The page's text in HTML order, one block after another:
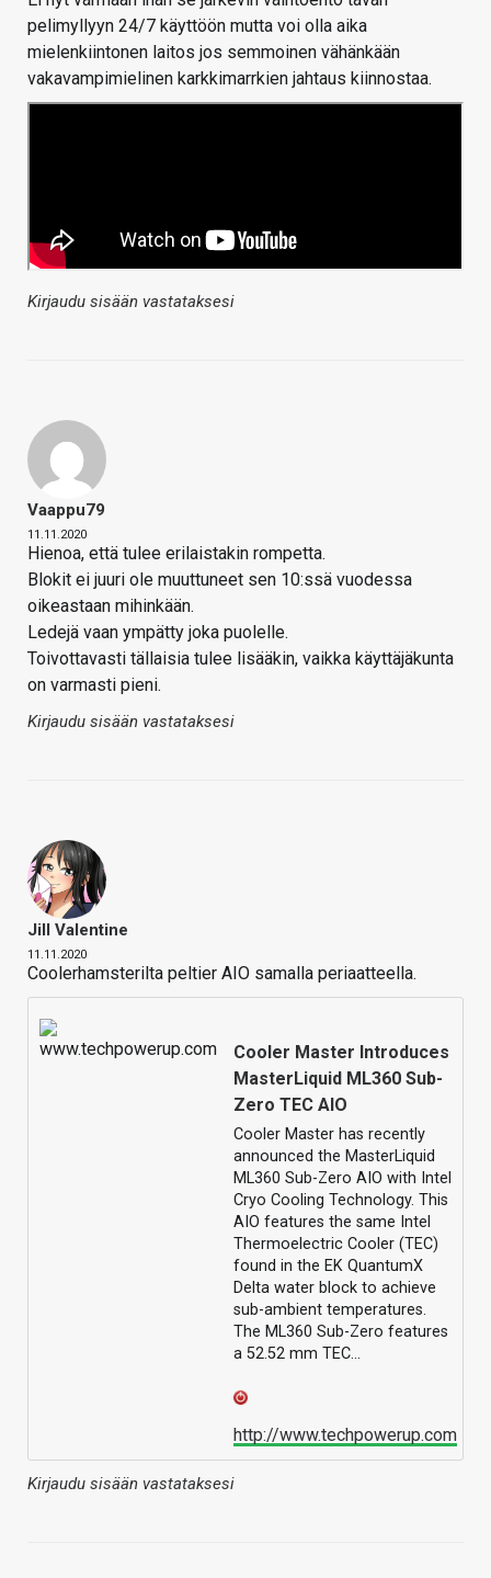
pelimyllyyn 24/7 käyttöön mutta voi olla aika
mielenkiintonen laitos jos semmoinen vähänkään
vakavampimielinen karkkimarrkien jahtaus kiinnostaa.
Kirjaudu sisään vastataksesi
Vaappu79
11.11.2020
Hienoa, että tulee erilaistakin rompetta.
Blokit ei juuri ole muuttuneet sen 10:ssä vuodessa
oikeastaan mihinkään.
Ledejä vaan ympätty joka puolelle.
Toivottavasti tällaisia tulee lisääkin, vaikka käyttäjäkunta
on varmasti pieni.
Kirjaudu sisään vastataksesi
Jill Valentine
11.11.2020
Coolerhamsterilta peltier AIO samalla periaatteella.
Cooler Master Introduces
MasterLiquid ML360 Sub-
Zero TEC AIO
Cooler Master has recently
announced the MasterLiquid
ML360 Sub-Zero AIO with Intel
Cryo Cooling Technology. This
AIO features the same Intel
Thermoelectric Cooler (TEC)
found in the EK QuantumX
Delta water block to achieve
sub-ambient temperatures.
The ML360 Sub-Zero features
a 52.52 mm TEC…
http://www.techpowerup.com
Kirjaudu sisään vastataksesi